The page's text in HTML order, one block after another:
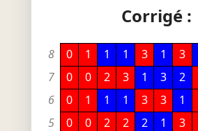
Corrigé :
8 0 1 1 1 3 1 3
7
0 0 2 3 1 3 2
6
0 1 1 1 3 3 1
5
0 0 2 2 2 1 3